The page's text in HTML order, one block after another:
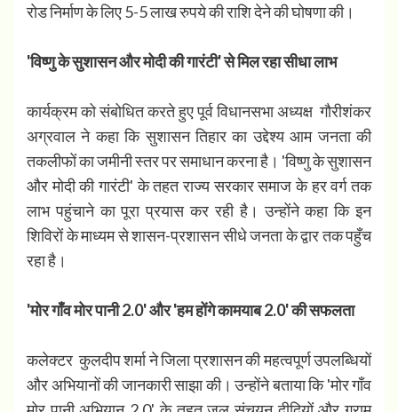
रोड निर्माण के लिए 5-5 लाख रुपये की राशि देने की घोषणा की।
'विष्णु के सुशासन और मोदी की गारंटी' से मिल रहा सीधा लाभ
कार्यक्रम को संबोधित करते हुए पूर्व विधानसभा अध्यक्ष गौरीशंकर
अग्रवाल ने कहा कि सुशासन तिहार का उद्देश्य आम जनता की
तकलीफों का जमीनी स्तर पर समाधान करना है। 'विष्णु के सुशासन
और मोदी की गारंटी' के तहत राज्य सरकार समाज के हर वर्ग तक
लाभ पहुंचाने का पूरा प्रयास कर रही है। उन्होंने कहा कि इन
शिविरों के माध्यम से शासन-प्रशासन सीधे जनता के द्वार तक पहुँच
रहा है।
'मोर गाँव मोर पानी 2.0' और 'हम होंगे कामयाब 2.0' की सफलता
कलेक्टर कुलदीप शर्मा ने जिला प्रशासन की महत्वपूर्ण उपलब्धियों
और अभियानों की जानकारी साझा की। उन्होंने बताया कि 'मोर गाँव